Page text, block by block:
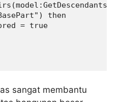
then
= true
sangat membantu